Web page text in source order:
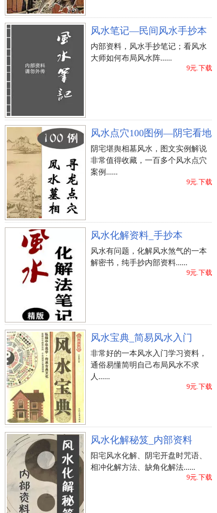
风水笔记—民间风水手抄本
内部资料，风水手抄笔记；看风水
大师如何布局风水阵......
9元.下载
风水点穴100图例—阴宅看地
阴宅堪舆相墓风水，图文实例解说
非常值得收藏，一百多个风水点穴
案例......
9元.下载
风水化解资料_手抄本
风水有问题，化解风水煞气的一本
解密书，纯手抄内部资料......
9元.下载
风水宝典_简易风水入门
非常好的一本风水入门学习资料，
通俗易懂简明自己布局风水不求
人......
9元.下载
风水化解秘笈_内部资料
阳宅风水化解、阴宅开盘时咒语、
相冲化解方法、缺角化解法......
9元.下载